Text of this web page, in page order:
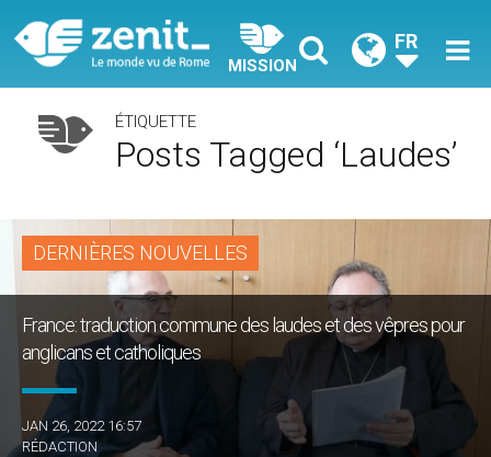
MISSION
FR
ÉTIQUETTE
Posts Tagged ‘laudes’
DERNIÈRES NOUVELLES
France: traduction commune des laudes et des vêpres pour
anglicans et catholiques
JAN 26, 2022 16:57
RÉDACTION